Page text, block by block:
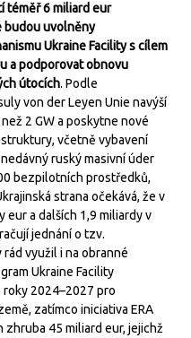
téměř 6 miliard eur
budou uvolněny
Ukraine Facility s cílem
a podporovat obnovu
útocích. Podle
von der Leyen Unie navýší
2 GW a poskytne nové
včetně vybavení
ruský masivní úder
bezpilotních prostředků,
strana očekává, že v
eur a dalších 1,9 miliardy v
jednání o tzv.
rád využil i na obranné
Ukraine Facility
2024–2027 pro
zatímco iniciativa ERA
zhruba 45 miliard eur, jejichž